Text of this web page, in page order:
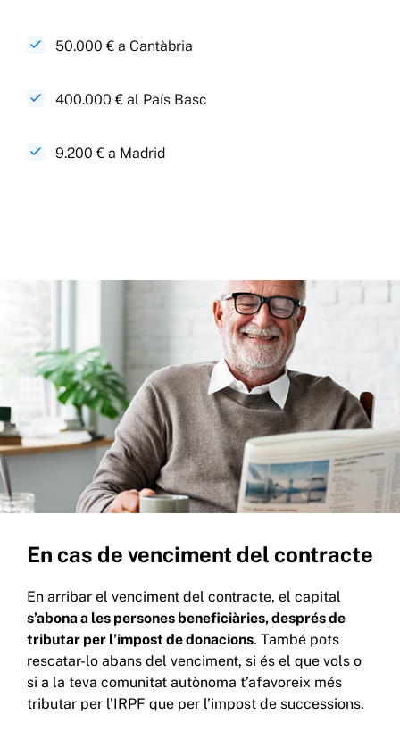
50.000 € a Cantàbria
400.000 € al País Basc
9.200 € a Madrid
En cas de venciment del contracte
En arribar el venciment del contracte, el capital
s’abona a les persones beneficiàries, després de
tributar per l’impost de donacions. També pots
rescatar-lo abans del venciment, si és el que vols o
si a la teva comunitat autònoma t’afavoreix més
tributar per l’IRPF que per l’impost de successions.